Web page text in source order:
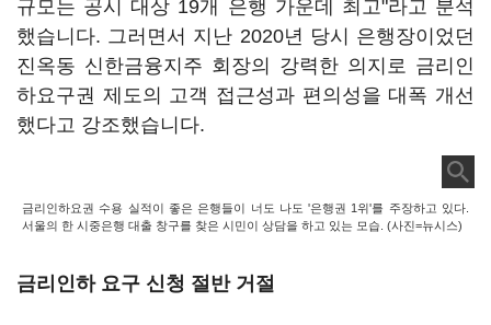
규모는 공시 대상 19개 은행 가운데 최고"라고 분석
했습니다. 그러면서 지난 2020년 당시 은행장이었던
진옥동 신한금융지주 회장의 강력한 의지로 금리인
하요구권 제도의 고객 접근성과 편의성을 대폭 개선
했다고 강조했습니다.
금리인하요권 수용 실적이 좋은 은행들이 너도 나도 '은행권 1위'를 주장하고 있다.
서울의 한 시중은행 대출 창구를 찾은 시민이 상담을 하고 있는 모습. (사진=뉴시스)
금리인하 요구 신청 절반 거절